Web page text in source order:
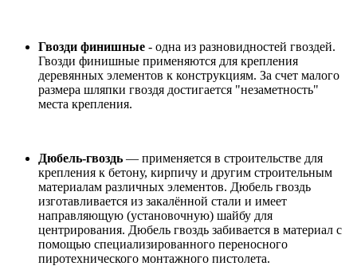
Гвозди финишные - одна из разновидностей гвоздей.
Гвозди финишные применяются для крепления
деревянных элементов к конструкциям. За счет малого
размера шляпки гвоздя достигается "незаметность"
места крепления.
Дюбель-гвоздь — применяется в строительстве для
крепления к бетону, кирпичу и другим строительным
материалам различных элементов. Дюбель гвоздь
изготавливается из закалённой стали и имеет
направляющую (установочную) шайбу для
центрирования. Дюбель гвоздь забивается в материал с
помощью специализированного переносного
пиротехнического монтажного пистолета.